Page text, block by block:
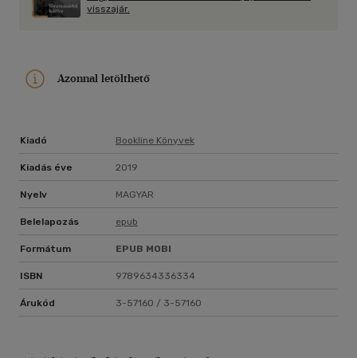
visszajár.
Azonnal letölthető
Kiadó Bookline Könyvek
Kiadás éve 2019
Nyelv MAGYAR
Belelapozás epub
Formátum EPUB MOBI
ISBN 9789634336334
Árukód 3-57160 / 3-57160